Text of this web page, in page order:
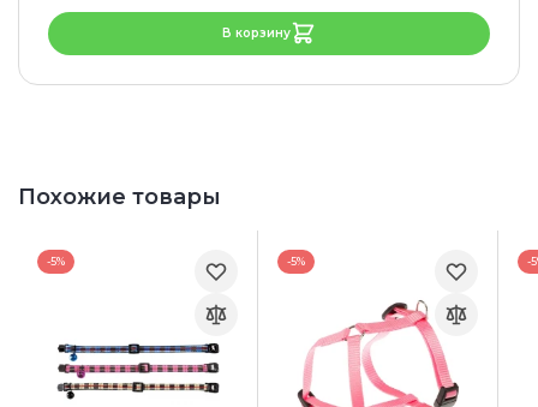
В корзину
Похожие товары
-5% -5% -